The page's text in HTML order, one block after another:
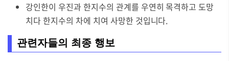
강인한이 우진과 한지수의 관계를 우연히 목격하고 도망
치다 한지수의 차에 치여 사망한 것입니다.
관련자들의 최종 행보